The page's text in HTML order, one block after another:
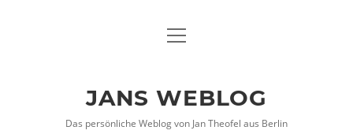
DATENSCHUTZHINWEISE
twitterfacebook
xing
Menü
JANS WEBLOG
Das persönliche Weblog von Jan Theofel aus Berlin